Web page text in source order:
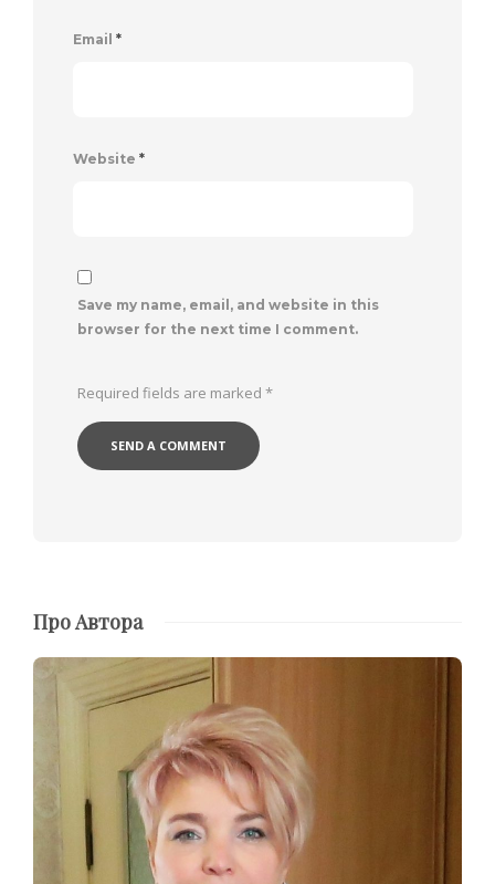
Email *
Website *
Save my name, email, and website in this
browser for the next time I comment.
Required fields are marked *
Про Автора